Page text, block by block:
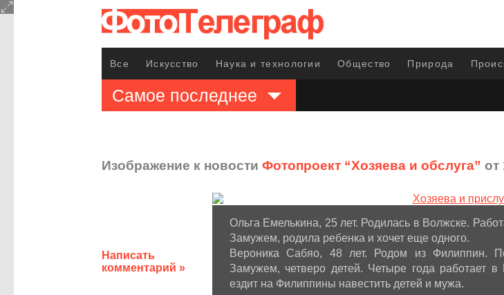
Все Искусство Наука и технологии Общество Природа
Самое последнее
Изображение к новости Фотопроект “Хозяева и обслуга” от
Написать
комментарий »
Ольга Емелькина, 25 лет. Родилась в Волжске.
Замужем, родила ребенка и хочет еще одного.
Вероника Сабяо, 48 лет. Родом из Филиппин.
Замужем, четверо детей. Четыре года работает
ездит на Филиппины навестить детей и мужа.